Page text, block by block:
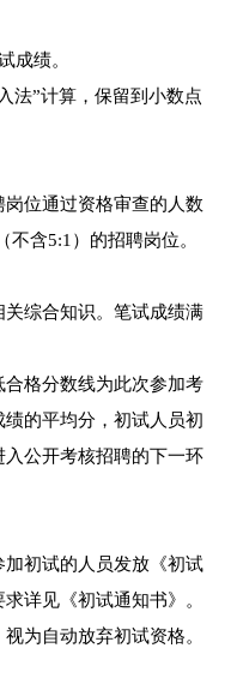
成绩。
法”计算，保留到小数点
位通过资格审查的人数
含5:1）的招聘岗位。
综合知识。笔试成绩满
格分数线为此次参加考
的平均分，初试人员初
公开考核招聘的下一环
初试的人员发放《初试
详见《初试通知书》。
为自动放弃初试资格。